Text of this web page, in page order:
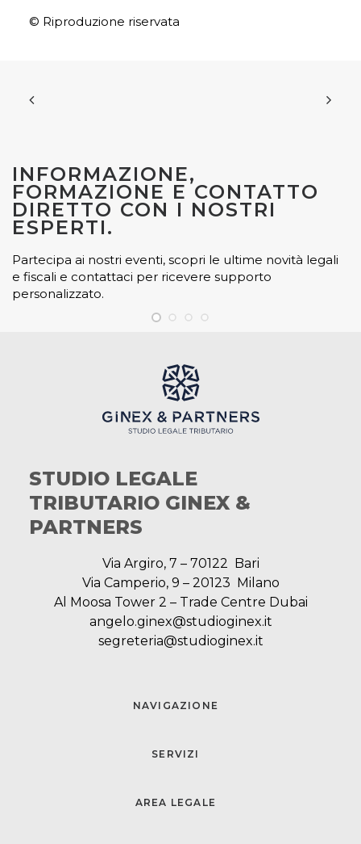
© Riproduzione riservata
INFORMAZIONE,
FORMAZIONE E CONTATTO
DIRETTO CON I NOSTRI
ESPERTI.
Partecipa ai nostri eventi, scopri le ultime novità legali
e fiscali e contattaci per ricevere supporto
personalizzato.
STUDIO LEGALE
TRIBUTARIO GINEX &
PARTNERS
Via Argiro, 7 – 70122 Bari
Via Camperio, 9 – 20123 Milano
Al Moosa Tower 2 – Trade Centre Dubai
angelo.ginex@studioginex.it
segreteria@studioginex.it
NAVIGAZIONE
SERVIZI
AREA LEGALE